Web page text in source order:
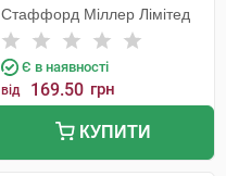
туба
Стаффорд Міллер Лімітед
Є в наявності
від 169.50 грн
КУПИТИ